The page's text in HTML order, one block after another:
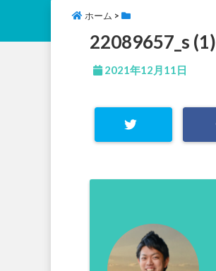
ホーム >
22089657_s (1)
2021年12月11日